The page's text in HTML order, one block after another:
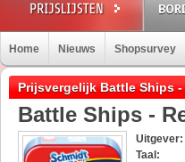
Home Nieuws Shopsurvey
Prijsvergelijk Battle Ships
Battle Ships -
Uitgever:
Taal: